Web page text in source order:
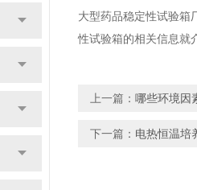
大型药品稳定性试验箱
性试验箱的相关信息就
上一篇： 哪些环境因
下一篇： 电热恒温培